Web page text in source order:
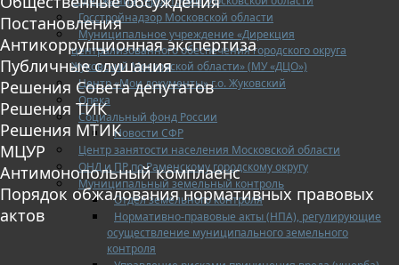
Госстройнадзор Московской области
Муниципальное учреждение «Дирекция
централизованного обеспечения городского округа
Жуковский Московской области» (МУ «ДЦО»)
Центр «Мои документы» г.о. Жуковский
Опека
Социальный фонд России
Новости СФР
Центр занятости населения Московской области
ОНД и ПР по Раменскому городскому округу
Муниципальный земельный контроль
Отдел земельного контроля
Нормативно-правовые акты (НПА), регулирующие
осуществление муниципального земельного
контроля
Постановления
Антикоррупционная экспертиза
Публичные слушания
Решения Совета депутатов
Решения ТИК
Решения МТИК
МЦУР
Антимонопольный комплаенс
Порядок обжалования нормативных правовых
актов